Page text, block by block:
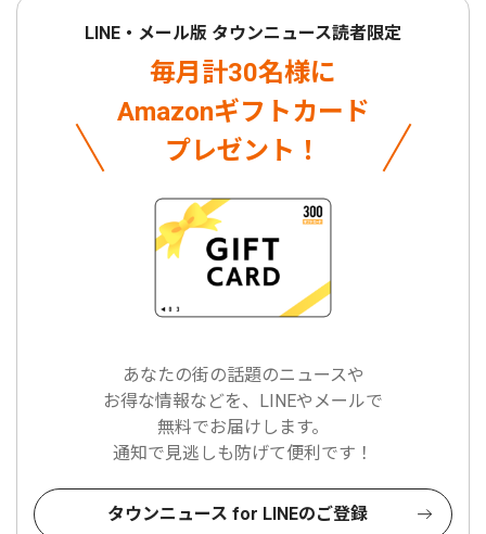
LINE・メール版 タウンニュース読者限定
毎月計30名様に
Amazonギフトカード
プレゼント！
あなたの街の話題のニュースや
お得な情報などを、LINEやメールで
無料でお届けします。
通知で見逃しも防げて便利です！
タウンニュース for LINEのご登録